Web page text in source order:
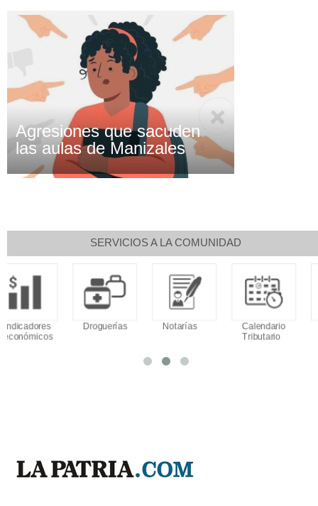
Agresiones que sacuden
las aulas de Manizales
SERVICIOS A LA COMUNIDAD
Droguerías Notarías
Calendario
Sudoku